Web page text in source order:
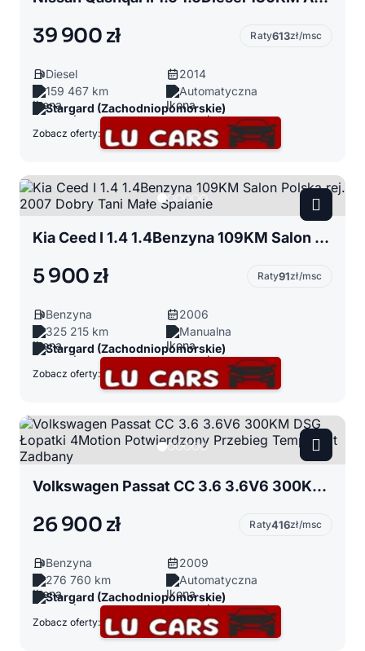
39 900 zł Raty613zł/msc
Diesel
2014
159 467 km
Automatyczna
Stargard (Zachodniopomorskie)
Zobacz oferty:
Kia Ceed I 1.4 1.4Benzyna 109KM Salon Polska rej. 2007 Dobry Tani Małe Spalanie
5 900 zł Raty91zł/msc
Benzyna
2006
325 215 km
Manualna
Stargard (Zachodniopomorskie)
Zobacz oferty:
Volkswagen Passat CC 3.6 3.6V6 300KM DSG Łopatki 4Motion Potwierdzony Przebieg Tempomat Zadbany
26 900 zł Raty416zł/msc
Benzyna
2009
276 760 km
Automatyczna
Stargard (Zachodniopomorskie)
Zobacz oferty: